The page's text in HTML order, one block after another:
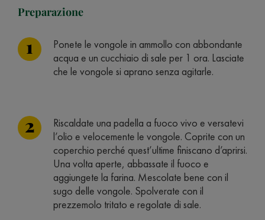
Preparazione
Ponete le vongole in ammollo con abbondante
acqua e un cucchiaio di sale per 1 ora. Lasciate
che le vongole si aprano senza agitarle.
Riscaldate una padella a fuoco vivo e versatevi
l’olio e velocemente le vongole. Coprite con un
coperchio perché quest’ultime finiscano d’aprirsi.
Una volta aperte, abbassate il fuoco e
aggiungete la farina. Mescolate bene con il
sugo delle vongole. Spolverate con il
prezzemolo tritato e regolate di sale.